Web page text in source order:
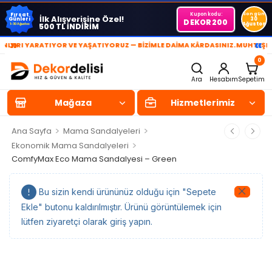
Fırsat
Günleri
1-30 Ağustos İlk Alışverişine Özel!
500 TL İNDİRİM
Kupon kodu:
DEKOR200
Son gün
30
Ağustos
»YARATIYOR VE YAŞATIYORUZ — BİZİMLE DAİMA KÂRDASINIZ.MUHTEŞEM
«
Ara Hesabım
0
Sepetim
Mağaza Hizmetlerimiz
Ana Sayfa > Mama Sandalyeleri >
Ekonomik Mama Sandalyeleri >
ComfyMax Eco Mama Sandalyesi – Green
Bu sizin kendi ürününüz olduğu için "Sepete
Ekle" butonu kaldırılmıştır. Ürünü görüntülemek için
lütfen ziyaretçi olarak giriş yapın.